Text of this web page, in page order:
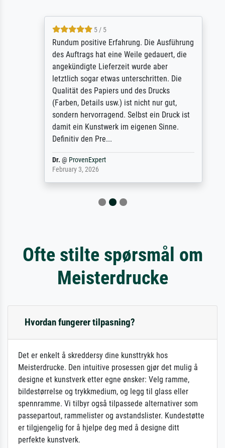
5 / 5
Rundum positive Erfahrung. Die Ausführung
des Auftrags hat eine Weile gedauert, die
angekündigte Lieferzeit wurde aber
letztlich sogar etwas unterschritten. Die
Qualität des Papiers und des Drucks
(Farben, Details usw.) ist nicht nur gut,
sondern hervorragend. Selbst ein Druck ist
damit ein Kunstwerk im eigenen Sinne.
Definitiv den Pre...
@ProvenExpert
February 3, 2026
Ofte stilte spørsmål om
Meisterdrucke
Hvordan fungerer tilpasning?
Det er enkelt å skreddersy dine kunsttrykk hos
Meisterdrucke. Den intuitive prosessen gjør det mulig å
designe et kunstverk etter egne ønsker: Velg ramme,
bildestørrelse og trykkmedium, og legg til glass eller
spennramme. Vi tilbyr også tilpassede alternativer som
passepartout, rammelister og avstandslister. Kundestøtte
er tilgjengelig for å hjelpe deg med å designe ditt
perfekte kunstverk.